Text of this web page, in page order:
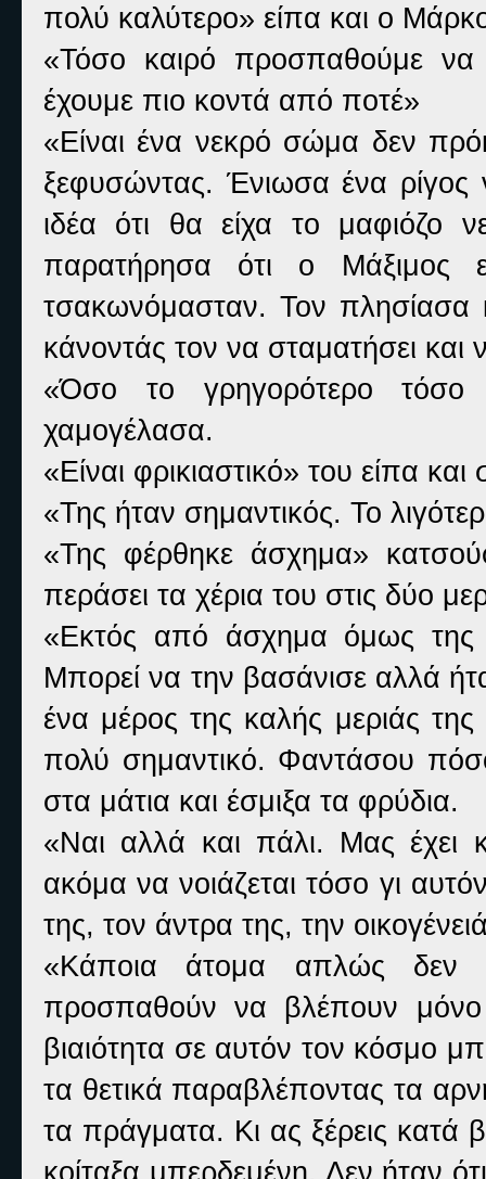
πολύ καλύτερο» είπα και ο
«Τόσο καιρό προσπαθούμε
έχουμε πιο κοντά από ποτέ»
«Είναι ένα νεκρό σώμα δεν
ξεφυσώντας. Ένιωσα ένα
ιδέα ότι θα είχα το μαφιόζο
παρατήρησα ότι ο Μάξιμος
τσακωνόμασταν. Τον
κάνοντάς τον να σταματήσει και
«Όσο το γρηγορότερο τόσο
χαμογέλασα.
«Είναι φρικιαστικό» του είπα
«Της ήταν σημαντικός. Το
«Της φέρθηκε άσχημα»
περάσει τα χέρια του στις δύο
«Εκτός από άσχημα όμως της
Μπορεί να την βασάνισε αλλά
ένα μέρος της καλής μεριάς
πολύ σημαντικό. Φαντάσου
στα μάτια και έσμιξα τα φρύδια.
«Ναι αλλά και πάλι. Μας έχει
ακόμα να νοιάζεται τόσο γι
της, τον άντρα της, την
«Κάποια άτομα απλώς δεν
προσπαθούν να βλέπουν
βιαιότητα σε αυτόν τον κόσμο
τα θετικά παραβλέποντας τα
τα πράγματα. Κι ας ξέρεις κατά
κοίταξα μπερδεμένη. Δεν ήταν